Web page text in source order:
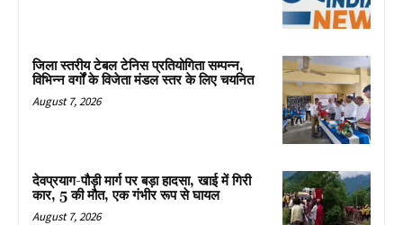
जिला स्तरीय टेबल टेनिस प्रतियोगिता सम्पन्न,
विभिन्न वर्गों के विजेता मंडल स्तर के लिए चयनित
August 7, 2026
देवप्रयाग-पौड़ी मार्ग पर बड़ा हादसा, खाई में गिरी
कार, 5 की मौत, एक गंभीर रूप से घायल
August 7, 2026